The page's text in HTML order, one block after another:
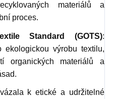
materiálů a
proces.
Standard (GOTS):
ekologickou výrobu textilu,
organických materiálů a
k etické a udržitelné